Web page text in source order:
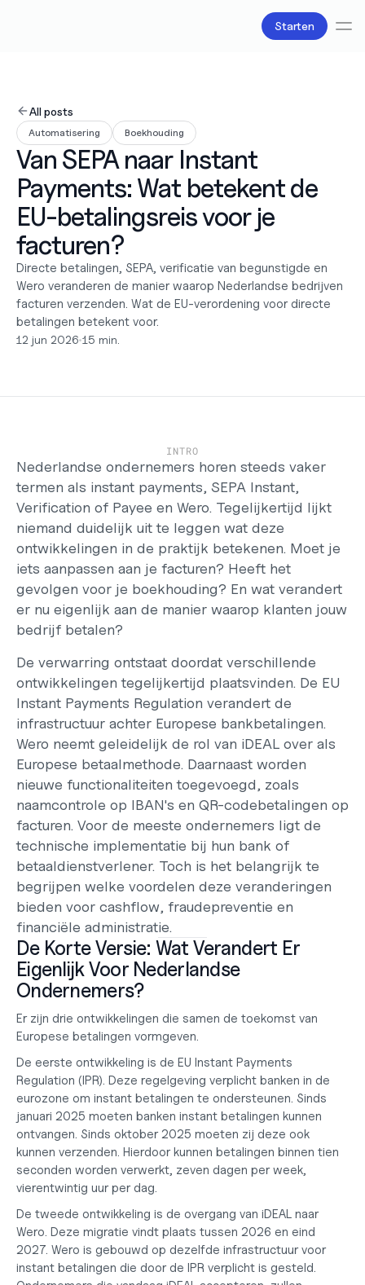
Starten
Salarisadministratie
Belastingzaken
Producten
Bv oprichten
Zakelijke accounts en bankpassen
Facturatie
Over ons
Liefde
Pricing plans
Pricing calculator
Bronnen
Content
Partners
Support
Dutch
Inloggen
Starten
All posts
Automatisering Boekhouding
Van SEPA naar Instant
Payments: Wat betekent de
EU-betalingsreis voor je
facturen?
Directe betalingen, SEPA, verificatie van begunstigde en
Wero veranderen de manier waarop Nederlandse bedrijven
facturen verzenden. Wat de EU-verordening voor directe
betalingen betekent voor.
12 jun 2026•15 min.
INTRO
Nederlandse ondernemers horen steeds vaker
termen als instant payments, SEPA Instant,
Verification of Payee en Wero. Tegelijkertijd lijkt
niemand duidelijk uit te leggen wat deze
ontwikkelingen in de praktijk betekenen. Moet je
iets aanpassen aan je facturen? Heeft het
gevolgen voor je boekhouding? En wat verandert
er nu eigenlijk aan de manier waarop klanten jouw
bedrijf betalen?
De verwarring ontstaat doordat verschillende
ontwikkelingen tegelijkertijd plaatsvinden. De EU
Instant Payments Regulation verandert de
infrastructuur achter Europese bankbetalingen.
Wero neemt geleidelijk de rol van iDEAL over als
Europese betaalmethode. Daarnaast worden
nieuwe functionaliteiten toegevoegd, zoals
naamcontrole op IBAN's en QR-codebetalingen op
facturen. Voor de meeste ondernemers ligt de
technische implementatie bij hun bank of
betaaldienstverlener. Toch is het belangrijk te
begrijpen welke voordelen deze veranderingen
bieden voor cashflow, fraudepreventie en
financiële administratie.
De Korte Versie: Wat Verandert Er
Eigenlijk Voor Nederlandse
Ondernemers?
Er zijn drie ontwikkelingen die samen de toekomst van
Europese betalingen vormgeven.
De eerste ontwikkeling is de EU Instant Payments
Regulation (IPR). Deze regelgeving verplicht banken in de
eurozone om instant betalingen te ondersteunen. Sinds
januari 2025 moeten banken instant betalingen kunnen
ontvangen. Sinds oktober 2025 moeten zij deze ook
kunnen verzenden. Hierdoor kunnen betalingen binnen tien
seconden worden verwerkt, zeven dagen per week,
vierentwintig uur per dag.
De tweede ontwikkeling is de overgang van iDEAL naar
Wero. Deze migratie vindt plaats tussen 2026 en eind
2027. Wero is gebouwd op dezelfde infrastructuur voor
instant betalingen die door de IPR verplicht is gesteld.